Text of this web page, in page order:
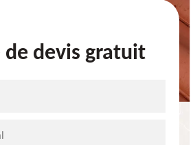
de devis gratuit